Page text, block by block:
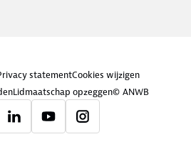
statementCookies wijzigen
Lidmaatschap opzeggen© ANWB